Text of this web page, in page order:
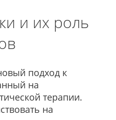
и их роль
подход к
на
терапии.
на